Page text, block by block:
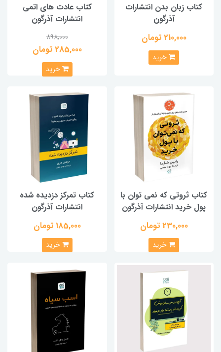
کتاب زبان بدن انتشارات
آذرگون
210,000 تومان
خرید
کتاب عادت های اتمی
انتشارات آذرگون
898,000
285,000 تومان
خرید
کتاب ثروتی که نمی توان با
پول خرید انتشارات آذرگون
230,000 تومان
خرید
کتاب تمرکز دزدیده شده
انتشارات آذرگون
185,000 تومان
خرید